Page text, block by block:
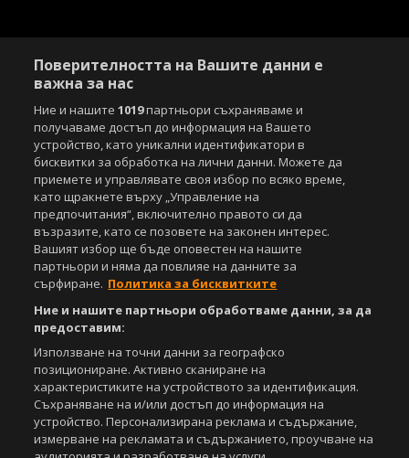
Copyright © 2007-2026 Агенция Спортал. Всички права запазени.
Този уебсайт е собственост наSportal Media Group
За нас Екип За рекламa
Общи условия
Етични правила на НСС
Лични данни
Управление на предпочитания
Съдържанието на този уеб сайт и технологиите, използвани в него, са
под закрила на Закона за авторското право и сродните му права.
Всички статии, репортажи, интервюта и други текстови, графични и
видео материали, публикувани в сайта, са собственост на Агенция
Спортал, освен ако изрично е посочено друго. Допуска се
публикуване на текстови материали само след писмено съгласие на
Агенция Спортал, посочване на източника и добавяне на линк към
www.sportal.bg. Използването на графични и видео материали,
Поверителността на Вашите данни е
важна за нас
Ние и нашите1019партньори съхраняваме и
получаваме достъп до информация на Вашето
устройство, като уникални идентификатори в
бисквитки за обработка на лични данни. Можете да
приемете и управлявате своя избор по всяко време,
като щракнете върху „Управление на
предпочитания“, включително правото си да
възразите, като се позовете на законен интерес.
Вашият избор ще бъде оповестен на нашите
партньори и няма да повлияе на данните за
сърфиране. Политика за бисквитките
Ние и нашите партньори обработваме данни, за да
предоставим:
Използване на точни данни за географско
позициониране. Активно сканиране на
характеристиките на устройството за идентификация.
Съхраняване на и/или достъп до информация на
устройство. Персонализирана реклама и съдържание,
измерване на рекламата и съдържанието, проучване на